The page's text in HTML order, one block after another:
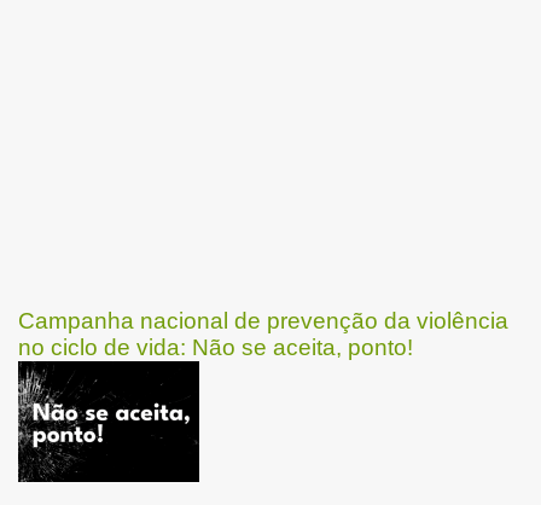
Campanha nacional de prevenção da violência
no ciclo de vida: Não se aceita, ponto!